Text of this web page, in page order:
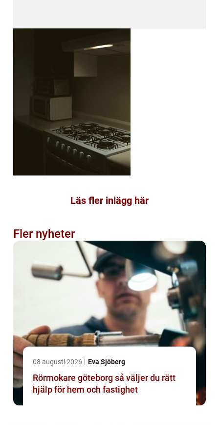
Läs fler inlägg här
Fler nyheter
08 augusti 2026 Eva Sjöberg
Rörmokare göteborg så väljer du rätt
hjälp för hem och fastighet